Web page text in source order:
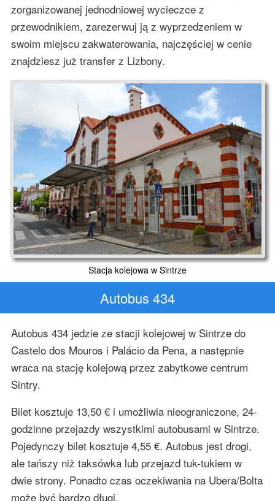
zorganizowanej jednodniowej wycieczce z
przewodnikiem, zarezerwuj ją z wyprzedzeniem w
swoim miejscu zakwaterowania, najczęściej w cenie
znajdziesz już transfer z Lizbony.
Stacja kolejowa w Sintrze
Autobus 434
Autobus 434 jedzie ze stacji kolejowej w Sintrze do
Castelo dos Mouros i Palácio da Pena, a następnie
wraca na stację kolejową przez zabytkowe centrum
Sintry.
Bilet kosztuje 13,50 € i umożliwia nieograniczone, 24-
godzinne przejazdy wszystkimi autobusami w Sintrze.
Pojedynczy bilet kosztuje 4,55 €. Autobus jest drogi,
ale tańszy niż taksówka lub przejazd tuk-tukiem w
dwie strony. Ponadto czas oczekiwania na Ubera/Bolta
może być bardzo długi.